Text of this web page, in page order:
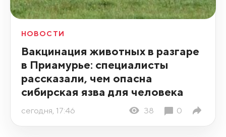
НОВОСТИ
Вакцинация животных в разгаре
в Приамурье: специалисты
рассказали, чем опасна
сибирская язва для человека
сегодня, 17:46 38 0